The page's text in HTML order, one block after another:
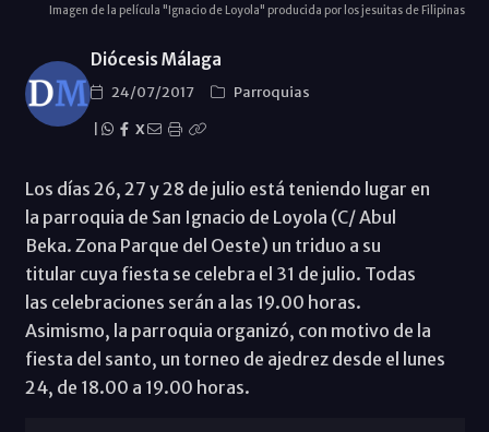
Imagen de la película "Ignacio de Loyola" producida por los jesuitas de Filipinas
Diócesis Málaga
24/07/2017
Parroquias
X
Los días 26, 27 y 28 de julio está teniendo lugar en
la parroquia de San Ignacio de Loyola (C/ Abul
Beka. Zona Parque del Oeste) un triduo a su
titular cuya fiesta se celebra el 31 de julio. Todas
las celebraciones serán a las 19.00 horas.
Asimismo, la parroquia organizó, con motivo de la
fiesta del santo, un torneo de ajedrez desde el lunes
24, de 18.00 a 19.00 horas.